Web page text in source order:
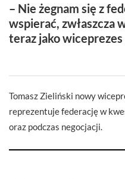
– Nie żegnam się z
wspierać, zwłaszcza
teraz jako
Tomasz Zieliński nowy
reprezentuje federację w
oraz podczas negocjacji.